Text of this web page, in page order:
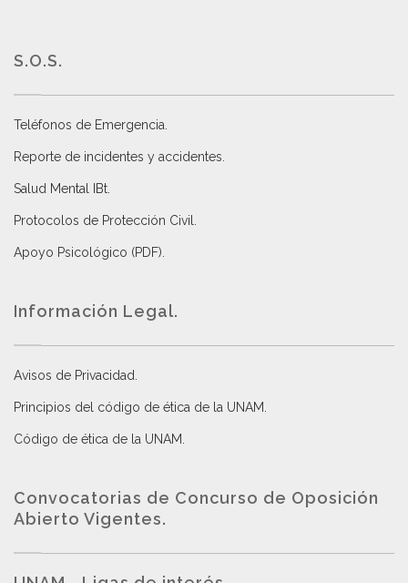
S.O.S.
Teléfonos de Emergencia.
Reporte de incidentes y accidentes
Salud Mental IBt
Protocolos de Protección Civil
Apoyo Psicológico (PDF)
Información Legal.
Avisos de Privacidad
Principios del código de ética de la UNAM
Código de ética de la UNAM
Convocatorias de Concurso de Oposición
Abierto Vigentes.